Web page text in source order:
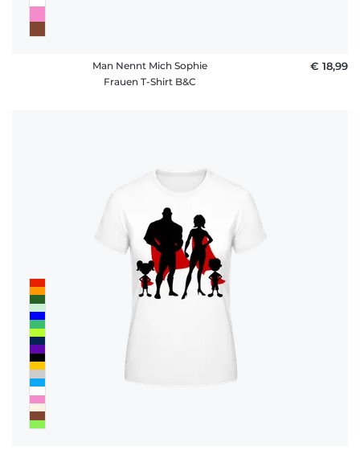
Man Nennt Mich Sophie
Frauen T-Shirt B&C
€ 18,99